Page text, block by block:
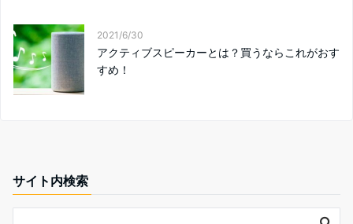
2021/6/30
アクティブスピーカーとは？買うならこれがおす
すめ！
サイト内検索